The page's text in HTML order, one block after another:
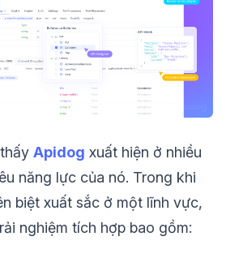
Apidog xuất hiện ở nhiều
năng lực của nó. Trong khi
biệt xuất sắc ở một lĩnh vực,
nghiệm tích hợp bao gồm: